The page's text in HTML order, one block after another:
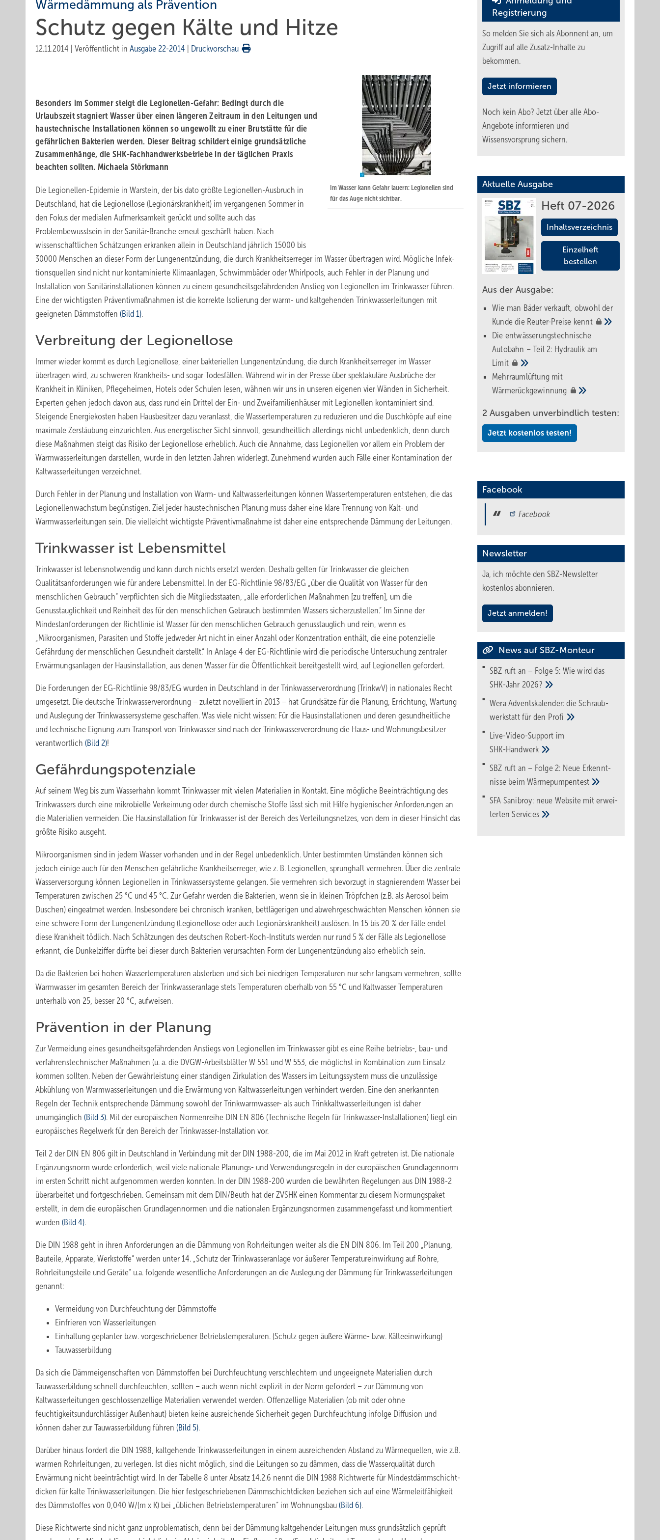
Wärmedämmung als Prävention
Schutz gegen Kälte und Hitze
12.11.2014 Veröffentlicht in Ausgabe 22-2014 Druckvorschau
Im Wasser kann Gefahr lauern: ­Legionellen sind
für das Auge nicht sichtbar.
Besonders im Sommer steigt die Legionellen-Gefahr: ­Bedingt durch die
Urlaubszeit stagniert ­Wasser über einen längeren Zeitraum in den Leitungen und
haustechnische Installationen können so ungewollt zu einer Brutstätte für die
gefährlichen Bakterien werden. Dieser Beitrag schildert einige grundsätzliche
Zusammenhänge, die SHK-Fachhandwerks­betriebe in der täglichen Praxis
beachten ­sollten. Michaela Störkmann
Die Legionellen-Epidemie in Warstein, der bis dato größte Legionellen-Ausbruch in
Deutschland, hat die Legionellose (Legionärskrankheit) im vergangenen Sommer in
den Fokus der medialen Aufmerksamkeit gerückt und sollte auch das
Problembewusstsein in der Sanitär-Branche erneut geschärft haben. Nach
wissenschaftlichen Schätzungen erkranken allein in Deutschland jährlich 15000 bis
30000 Menschen an dieser Form der Lungenentzündung, die durch Krankheitserreger im Wasser übertragen wird. Mögliche Infek­
tionsquellen sind nicht nur kontaminierte Klimaanlagen, Schwimmbäder oder Whirlpools, auch Fehler in der Planung und
Installation von Sanitärinstallationen können zu einem gesundheitsgefährdenden Anstieg von Legionellen im Trinkwasser führen.
Eine der wichtigsten Präventivmaßnahmen ist die korrekte Isolierung der warm- und kaltgehenden Trinkwasserleitungen mit
geeigneten Dämmstoffen (Bild 1).
Verbreitung der Legionellose
Immer wieder kommt es durch Legionellose, einer bakteriellen Lungenentzündung, die durch Krankheitserreger im Wasser
übertragen wird, zu schweren Krankheits- und sogar Todesfällen. Während wir in der Presse über spektakuläre Ausbrüche der
Krankheit in Kliniken, Pflegeheimen, Hotels oder Schulen ­lesen, wähnen wir uns in unseren eigenen vier Wänden in Sicherheit.
Experten gehen jedoch davon aus, dass rund ein Drittel der Ein- und Zweifamilienhäuser mit Legionellen kontaminiert sind.
Steigende Energiekosten haben Hausbesitzer dazu veranlasst, die Wassertemperaturen zu reduzieren und die Duschköpfe auf eine
maximale Zerstäubung einzurichten. Aus energetischer Sicht sinnvoll, gesundheitlich allerdings nicht unbedenklich, denn durch
diese Maßnahmen steigt das Risiko der Legionellose erheblich. Auch die Annahme, dass Legionellen vor allem ein Problem der
Warmwasserleitungen darstellen, wurde in den letzten Jahren widerlegt. Zunehmend wurden auch Fälle einer Kontamination der
Kaltwasserleitungen verzeichnet.
Durch Fehler in der Planung und Installation von Warm- und Kaltwasserleitungen können Wassertemperaturen entstehen, die das
Legionellenwachstum begünstigen. Ziel jeder haustechnischen Planung muss daher eine klare Trennung von Kalt- und
Warmwasserleitungen sein. Die vielleicht wichtigste Präventivmaßnahme ist daher eine entsprechende Dämmung der Leitungen.
Trinkwasser ist Lebensmittel
Trinkwasser ist lebensnotwendig und kann durch nichts ersetzt werden. Deshalb gelten für Trinkwasser die gleichen
Qualitätsanforderungen wie für andere Lebensmittel. In der EG-Richtlinie 98/83/EG „über die Qualität von Wasser für den
menschlichen Gebrauch“ verpflichten sich die Mitgliedsstaaten, „alle erforderlichen Maßnahmen [zu treffen], um die
Genusstauglichkeit und Reinheit des für den menschlichen Gebrauch bestimmten Wassers sicherzustellen.“ Im Sinne der
Mindestanforderungen der Richtlinie ist Wasser für den menschlichen Gebrauch genusstauglich und rein, wenn es
„Mikroorganismen, Parasiten und Stoffe jedweder Art nicht in einer Anzahl oder Konzentration enthält, die eine potenzielle
Gefährdung der menschlichen Gesundheit darstellt.“ In Anlage 4 der EG-Richtlinie wird die periodische Untersuchung zentraler
Erwärmungsanlagen der Hausinstallation, aus denen Wasser für die ­Öffentlichkeit bereitgestellt wird, auf Legionellen gefordert.
Die Forderungen der EG-Richtlinie 98/83/EG wurden in Deutschland in der Trinkwasserverordnung (TrinkwV) in nationales Recht
umgesetzt. Die deutsche Trinkwasserverordnung – zuletzt novelliert in 2013 – hat Grundsätze für die Planung, Errichtung, Wartung
und Auslegung der Trinkwassersysteme geschaffen. Was viele nicht wissen: Für die Hausinstallationen und deren gesundheitliche
und technische Eignung zum Transport von Trinkwasser sind nach der Trinkwasserverordnung die Haus- und Wohnungsbesitzer
verantwortlich (Bild 2)!
Gefährdungspotenziale
Auf seinem Weg bis zum Wasserhahn kommt Trinkwasser mit vielen Materialien in Kontakt. Eine mögliche Beeinträchtigung des
Trinkwassers durch eine mikrobielle Verkeimung oder durch chemische Stoffe lässt sich mit Hilfe hygienischer Anforderungen an
die Materialien vermeiden. Die Hausinstallation für Trinkwasser ist der Bereich des Verteilungsnetzes, von dem in dieser Hinsicht das
größte Risiko ausgeht.
Mikroorganismen sind in jedem Wasser vorhanden und in der Regel unbedenklich. Unter bestimmten Umständen können sich
jedoch einige auch für den Menschen gefährliche Krankheitserreger, wie z. B. Legionellen, sprunghaft vermehren. Über die zentrale
Wasserversorgung können Legionellen in Trinkwassersysteme gelangen. Sie vermehren sich bevorzugt in stagnierendem Wasser bei
Temperaturen zwischen 25 °C und 45 °C. Zur Gefahr werden die Bakterien, wenn sie in kleinen Tröpfchen (z.B. als Aerosol beim
Duschen) eingeatmet werden. Insbesondere bei chronisch kranken, bettlägerigen und abwehrgeschwächten Menschen können sie
­eine schwere Form der Lungenentzündung (Legionellose oder auch Legionärskrankheit) auslösen. In 15 bis 20 % der Fälle endet
diese Krankheit tödlich. Nach Schätzungen des deutschen Robert-Koch-Instituts werden nur rund 5 % der Fälle als Legionellose
erkannt, die Dunkelziffer dürfte bei dieser durch Bakterien verursachten Form der Lungenentzündung also erheblich sein.
Da die Bakterien bei hohen Wassertemperaturen absterben und sich bei niedrigen Temperaturen nur sehr langsam vermehren, sollte
Warmwasser im gesamten Bereich der Trinkwasseranlage stets Temperaturen oberhalb von 55 °C und Kaltwasser Temperaturen
unterhalb von 25, besser 20 °C, aufweisen.
Prävention in der Planung
Zur Vermeidung eines gesundheitsgefährdenden Anstiegs von Legionellen im Trinkwasser gibt es eine Reihe betriebs-, bau- und
verfahrenstechnischer Maßnahmen (u. a. die DVGW-Arbeitsblätter W 551 und W 553, die möglichst in Kombination zum Einsatz
kommen sollten. Neben der Gewährleistung einer ständigen Zirkulation des Wassers im Leitungssystem muss die unzulässige
Abkühlung von Warmwasserleitungen und die Erwärmung von Kaltwasserleitungen verhindert werden. Eine den anerkannten
Regeln der Technik entsprechende Dämmung sowohl der Trinkwarmwasser- als auch Trinkkaltwasserleitungen ist daher
unumgänglich (Bild 3). Mit der europäischen Normenreihe DIN EN 806 (Technische Regeln für Trinkwasser-Installationen) liegt ein
europäisches Regelwerk für den Bereich der Trinkwasser-Installation vor.
Teil 2 der DIN EN 806 gilt in Deutschland in Verbindung mit der DIN 1988-200, die im Mai 2012 in Kraft getreten ist. Die nationale
Ergänzungsnorm wurde erforderlich, weil viele nationale Planungs- und Verwendungsregeln in der europäischen Grundlagennorm
im ersten Schritt nicht aufgenommen werden konnten. In der DIN 1988-200 wurden die bewährten Regelungen aus DIN 1988-2
überarbeitet und fortgeschrieben. Gemeinsam mit dem DIN/Beuth hat der ZVSHK einen Kommentar zu diesem Normungspaket
erstellt, in dem die europäischen Grund­lagennormen und die nationalen Ergänzungsnormen zusammengefasst und kommentiert
wurden (Bild 4).
Die DIN 1988 geht in ihren Anforderungen an die Dämmung von Rohrleitungen weiter als die EN DIN 806. Im Teil 200 „Planung,
Bauteile, Apparate, Werkstoffe“ werden unter 14. „Schutz der Trinkwasseranlage vor äußerer Temperatureinwirkung auf Rohre,
Rohrleitungsteile und Geräte“ u.a. folgende wesentliche Anforderungen an die Auslegung der Dämmung für Trinkwasserleitungen
genannt:
Vermeidung von Durchfeuchtung der Dämmstoffe
Einfrieren von Wasserleitungen
Einhaltung geplanter bzw. vorgeschriebener Betriebstemperaturen. (Schutz gegen äußere Wärme- bzw. Kälteeinwirkung)
Tauwasserbildung
Da sich die Dämmeigenschaften von Dämmstoffen bei Durchfeuchtung verschlechtern und ungeeignete Materialien durch
Tauwasserbildung schnell durchfeuchten, sollten – auch wenn nicht explizit in der Norm gefordert – zur Dämmung von
Kaltwasserleitungen geschlossenzellige Materialien verwendet werden. Offenzellige Materialien (ob mit oder ohne
feuchtigkeitsundurchlässiger Außenhaut) bieten keine ausreichende Sicherheit gegen Durchfeuchtung infolge Diffusion und
können daher zur Tauwasserbildung führen (Bild 5).
Darüber hinaus fordert die DIN 1988, kaltgehende Trinkwasserleitungen in einem ausreichenden Abstand zu Wärmequellen, wie z.B.
warmen Rohrleitungen, zu verlegen. Ist dies nicht möglich, sind die Leitungen so zu dämmen, dass die Wasserqualität durch
Erwärmung nicht beeinträchtigt wird. In der Tabelle 8 unter Absatz 14.2.6 nennt die DIN 1988 Richtwerte für Mindestdämmschicht­
dicken für kalte Trinkwasserleitungen. Die hier festgeschriebenen Dämmschichtdicken beziehen sich auf eine Wärmeleitfähigkeit
des Dämmstoffes von 0,040 W/(m x K) bei „üblichen Betriebstemperaturen“ im Wohnungsbau (Bild 6).
Diese Richtwerte sind nicht ganz unproblematisch, denn bei der Dämmung kaltgehender Leitungen muss grundsätzlich geprüft
Registrierung
So melden Sie sich als Abonnent an, um
Zugriff auf alle Zusatz-Inhalte zu
bekommen.
Jetzt informieren
Noch kein Abo? Jetzt über alle Abo-
Angebote informieren und
Wissensvorsprung sichern.
Aktuelle Ausgabe
Heft 07-2026
Inhaltsverzeichnis
Einzelheft
bestellen
Aus der Ausgabe:
Wie man Bäder verkauft, obwohl der
Kunde die Reuter-Preise kennt
Die entwässerungstechnische
Autobahn – Teil 2: Hydraulik am
Limit
Mehrraumlüftung mit
Wärmerückgewinnung
2 Ausgaben unverbindlich testen:
Jetzt kostenlos testen!
Facebook
Facebook
Newsletter
Ja, ich möchte den SBZ-Newsletter
kostenlos abonnieren.
Jetzt anmelden!
News auf SBZ-Monteur
SBZ ruft an – Folge 5: Wie wird das
SHK-Jahr 2026?
Wera Adventskalender: die Schraub­
werk­statt für den Pro­fi
Live-Video-Support im
SHK-Handwerk
SBZ ruft an – Folge 2: Neue Erkennt­
nisse beimWärme­pumpen­test
SFA Sanibroy: neue Web­site mit erwei­
tertenServices